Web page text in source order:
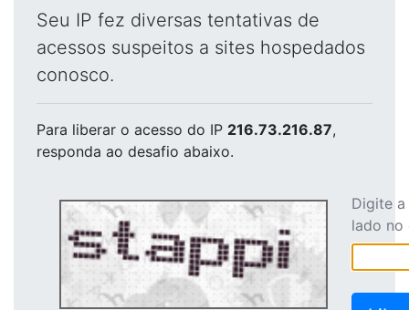
Seu IP fez diversas tentativas de
acessos suspeitos a sites hospedados
conosco.
Para liberar o acesso do IP 216.73.216.87,
responda ao desafio abaixo.
Digite
lado no